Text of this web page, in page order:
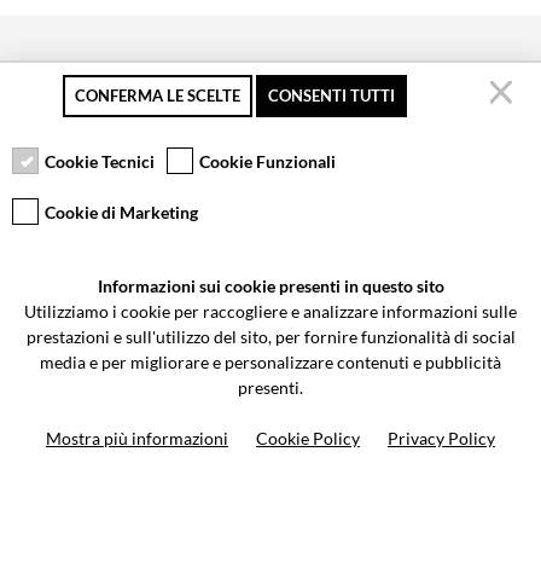
Pagamento sicuro
Resi gratuiti fino a 30
Servizio clienti
Via Galileo Galilei 5 | Verano Brianza (MB) 20843 | ITALY
0362-805407-info@valtermoto.com
CONFERMA LE SCELTE CONSENTI TUTTI
Cookie Tecnici Cookie Funzionali
Cookie di Marketing
Informazioni sui cookie presenti in questo sito
Utilizziamo i cookie per raccogliere e analizzare informazioni sulle
prestazioni e sull'utilizzo del sito, per fornire funzionalità di social
media e per migliorare e personalizzare contenuti e pubblicità
presenti.
Mostra più informazioni Cookie Policy Privacy Policy